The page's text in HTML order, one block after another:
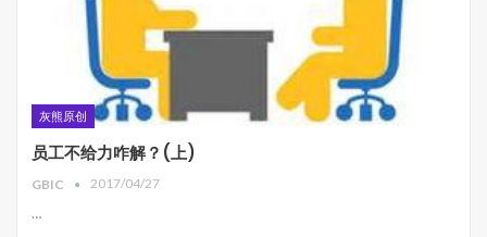
灰熊原创
员工不给力咋解？(上)
GBIC 2017/04/27
…